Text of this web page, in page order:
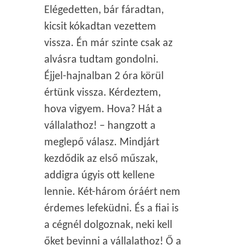
Elégedetten, bár fáradtan,
kicsit kókadtan vezettem
vissza. Én már szinte csak az
alvásra tudtam gondolni.
Éjjel-hajnalban 2 óra körül
értünk vissza. Kérdeztem,
hova vigyem. Hova? Hát a
vállalathoz! – hangzott a
meglepő válasz. Mindjárt
kezdődik az első műszak,
addigra úgyis ott kellene
lennie. Két-három óráért nem
érdemes lefeküdni. És a fiai is
a cégnél dolgoznak, neki kell
őket bevinni a vállalathoz! Ő a